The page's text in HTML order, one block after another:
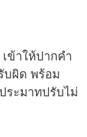
เข้าให้ปากคำ
ผิด พร้อม
ระมาทปรับไม่